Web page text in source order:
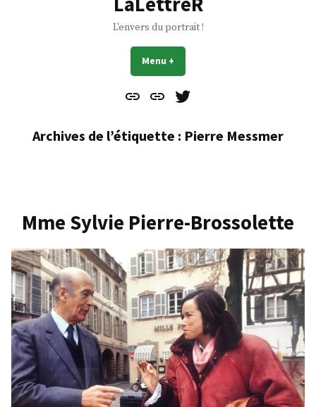
L'envers du portrait !
Menu +
Contact
À
Mes
Archives de l’étiquette : Pierre Messmer
Mme Sylvie Pierre-Brossolette